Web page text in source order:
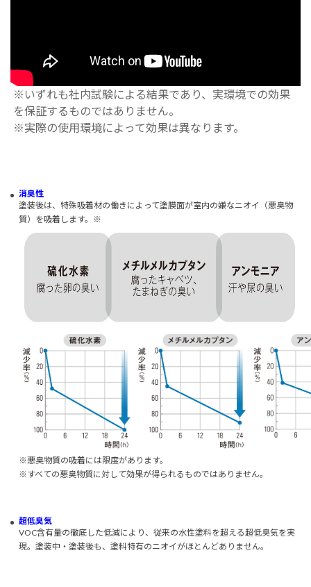
※いずれも社内試験による結果であり、実環境での効果
を保証するものではありません。
※実際の使用環境によって効果は異なります。
消臭性
塗装後は、特殊吸着材の働きによって塗膜面が室内の嫌なニオイ（悪臭物
質）を吸着します。※
※悪臭物質の吸着には限度があります。
※すべての悪臭物質に対して効果が得られるものではありません。
超低臭気
VOC含有量の徹底した低減により、従来の水性塗料を超える超低臭気を実
現。塗装中・塗装後も、塗料特有のニオイがほとんどありません。